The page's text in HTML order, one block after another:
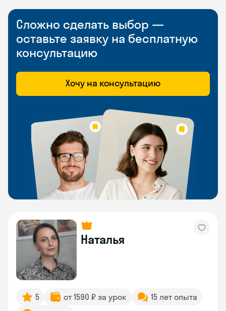
Сложно сделать выбор —
оставьте заявку на бесплатную
консультацию
Хочу на консультацию
Наталья
5 от 1590 ₽ за урок
15 лет опыта